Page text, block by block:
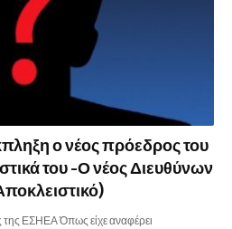
ο νέος πρόεδρος του
του -Ο νέος Διευθύνων
ΕΣΗΕΑ Όπως είχε αναφέρει